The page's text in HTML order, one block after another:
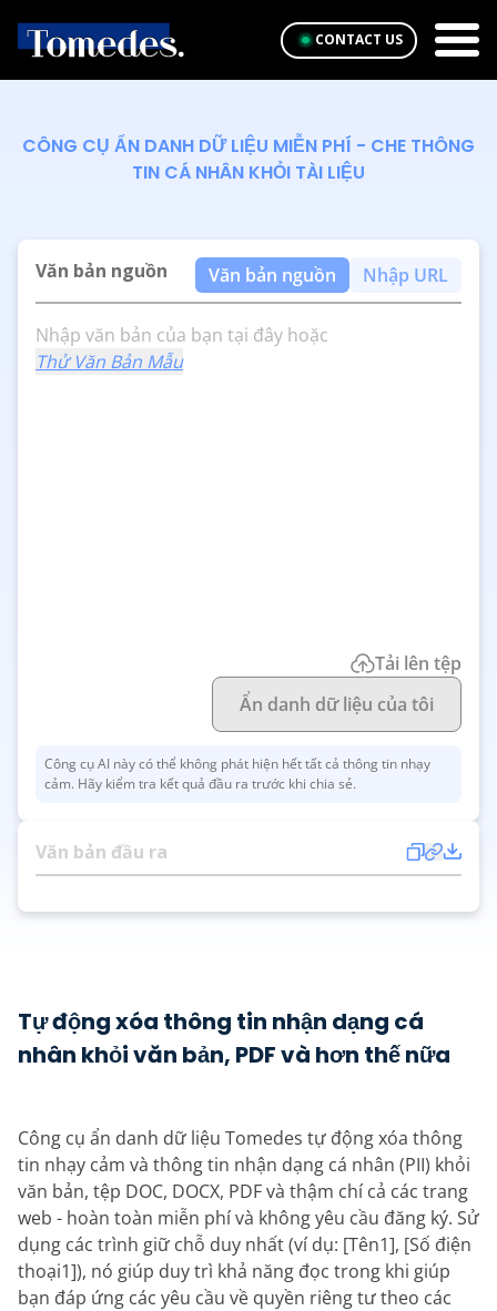
CONTACT US
CÔNG CỤ ẨN DANH DỮ LIỆU MIỄN PHÍ - CHE THÔNG
TIN CÁ NHÂN KHỎI TÀI LIỆU
Văn bản nguồn Văn bản nguồn Nhập URL
Nhập văn bản của bạn tại đây hoặc
Thử Văn Bản Mẫu
Tải lên tệp
Ẩn danh dữ liệu của tôi
Công cụ AI này có thể không phát hiện hết tất cả thông tin nhạy
cảm. Hãy kiểm tra kết quả đầu ra trước khi chia sẻ.
Văn bản đầu ra
Tự động xóa thông tin nhận dạng cá
nhân khỏi văn bản, PDF và hơn thế nữa
Công cụ ẩn danh dữ liệu Tomedes tự động xóa thông
tin nhạy cảm và thông tin nhận dạng cá nhân (PII) khỏi
văn bản, tệp DOC, DOCX, PDF và thậm chí cả các trang
web - hoàn toàn miễn phí và không yêu cầu đăng ký. Sử
dụng các trình giữ chỗ duy nhất (ví dụ: [Tên1], [Số điện
thoại1]), nó giúp duy trì khả năng đọc trong khi giúp
bạn đáp ứng các yêu cầu về quyền riêng tư theo các